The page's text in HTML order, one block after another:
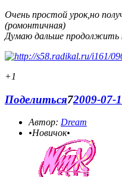
Очень простой урок,но
(ромонтичная)
Думаю дальше продолжить
+1
Поделиться72009-07-
Автор: Dream
•Новичок•